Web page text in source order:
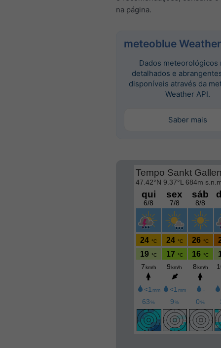
na página.
meteoblue
Dados meteorológicos
detalhados e
disponíveis através da
Weather API.
Saber mais